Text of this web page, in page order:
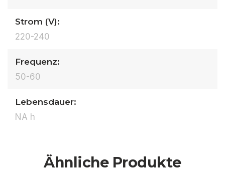
Strom (V):
220-240
Frequenz:
50-60
Lebensdauer:
NA h
Ähnliche Produkte